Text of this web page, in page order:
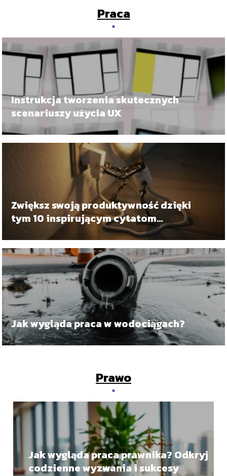
Praca
Instrukcja tworzenia skutecznych
scenariuszy użycia UX
Zwiększ swoją produktywność dzięki
tym 10 inspirującym cytatom
motywacyjnym do pracy
Jak wygląda praca w wodociągach?
Prawo
Jak wygląda praca prawnika? Odkryj
codzienne wyzwania i sukcesy